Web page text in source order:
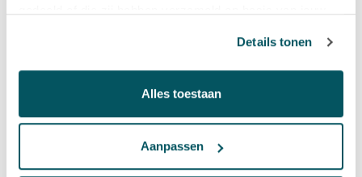
Details tonen
Alles toestaan
Aanpassen
stand wordt gehouden door krabben of wrijven.
Hiervoor zou de lijn van Dr. BABOR ideaal zijn. Deze
weer de huidbarrière waardoor Neurodermitis minder kan
worden. Mooie voorbeelden die hierbij passen zijn
BABOR Neurosensitive Cellular Intensive Calming Cream